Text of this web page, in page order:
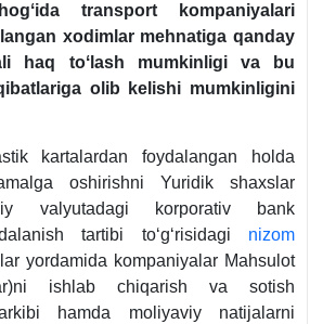
transport kompaniyalari
хodimlar mehnatiga qanday
haq toʻlash mumkinligi va bu
olib kelishi mumkinligini
kartalardan foydalangan holda
oshirishni Yuridik shaхslar
valyutadagi korporativ bank
tartibi toʻgʻrisidagi nizom
yordamida kompaniyalar Mahsulot
ishlab chiqarish va sotish
hamda moliyaviy natijalarni